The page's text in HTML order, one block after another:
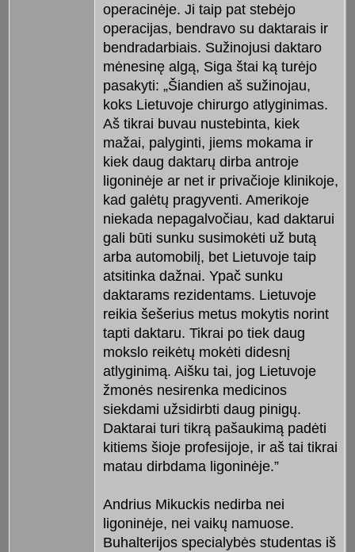
operacinėje. Ji taip pat stebėjo
operacijas, bendravo su daktarais ir
bendradarbiais. Sužinojusi daktaro
mėnesinę algą, Siga štai ką turėjo
pasakyti: „Šiandien aš sužinojau,
koks Lietuvoje chirurgo atlyginimas.
Aš tikrai buvau nustebinta, kiek
mažai, palyginti, jiems mokama ir
kiek daug daktarų dirba antroje
ligoninėje ar net ir privačioje klinikoje,
kad galėtų pragyventi. Amerikoje
niekada nepagalvočiau, kad daktarui
gali būti sunku susimokėti už butą
arba automobilį, bet Lietuvoje taip
atsitinka dažnai. Ypač sunku
daktarams rezidentams. Lietuvoje
reikia šešerius metus mokytis norint
tapti daktaru. Tikrai po tiek daug
mokslo reikėtų mokėti didesnį
atlyginimą. Aišku tai, jog Lietuvoje
žmonės nesirenka medicinos
siekdami užsidirbti daug pinigų.
Daktarai turi tikrą pašaukimą padėti
kitiems šioje profesijoje, ir aš tai tikrai
matau dirbdama ligoninėje.”
Andrius Mikuckis nedirba nei
ligoninėje, nei vaikų namuose.
Buhalterijos specialybės studentas iš